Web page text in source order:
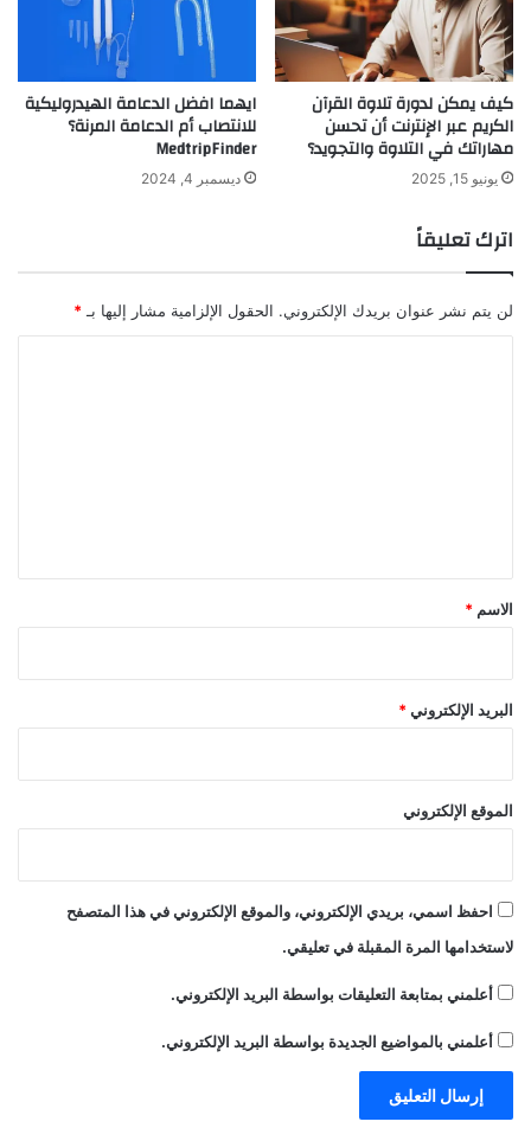
كيف يمكن لدورة تلاوة القرآن
الكريم عبر الإنترنت أن تحسن
مهاراتك في التلاوة والتجويد؟
يونيو 15, 2025
ايهما افضل الدعامة الهيدروليكية
للانتصاب أم الدعامة المرنة؟
MedtripFinder
ديسمبر 4, 2024
اترك تعليقاً
لن يتم نشر عنوان بريدك الإلكتروني. الحقول الإلزامية مشار إليها بـ *
*
الاسم *
البريد الإلكتروني *
الموقع الإلكتروني
احفظ اسمي، بريدي الإلكتروني، والموقع الإلكتروني في هذا المتصفح
لاستخدامها المرة المقبلة في تعليقي.
أعلمني بمتابعة التعليقات بواسطة البريد الإلكتروني.
أعلمني بالمواضيع الجديدة بواسطة البريد الإلكتروني.